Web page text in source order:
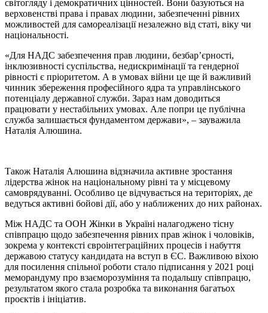
світогляду і демократичних цінностей. Вони базуються на
верховенстві права і правах людини, забезпеченні рівних
можливостей для самореалізації незалежно від статі, віку чи
національності.
«Для НАДС забезпечення прав людини, безбар’єрності,
інклюзивності суспільства, недискримінації та гендерної
рівності є пріоритетом. А в умовах війни це ще й важливий
чинник збереження професійного ядра та управлінського
потенціалу державної служби. Зараз нам доводиться
працювати у нестабільних умовах. Але попри це публічна
служба залишається фундаментом держави», – зауважила
Наталія Алюшина.
Також Наталія Алюшина відзначила активне зростання
лідерства жінок на національному рівні та у місцевому
самоврядуванні. Особливо це відчувається на територіях, де
ведуться активні бойові дії, або у наближених до них районах.
Між НАДС та ООН Жінки в Україні налагоджено тісну
співпрацю щодо забезпечення рівних прав жінок і чоловіків,
зокрема у контексті євроінтеграційних процесів і набуття
державою статусу кандидата на вступ в ЄС. Важливою віхою
для посилення спільної роботи стало підписання у 2021 році
меморандуму про взаєморозуміння та подальшу співпрацю,
результатом якого стала розробка та виконання багатьох
проєктів і ініціатив.